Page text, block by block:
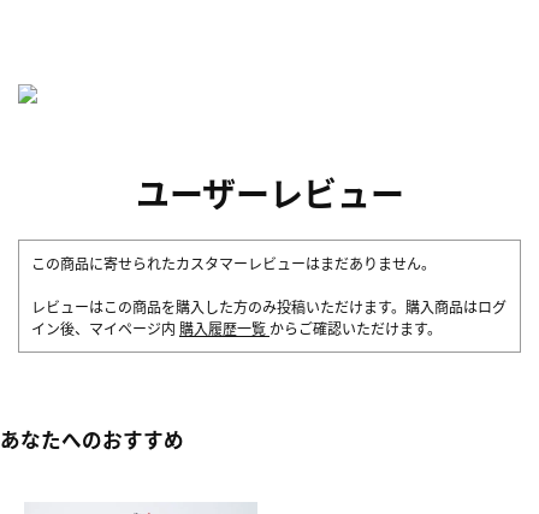
ユーザーレビュー
この商品に寄せられたカスタマーレビューはまだありません。
レビューはこの商品を購入した方のみ投稿いただけます。購入商品はログ
イン後、マイページ内 購入履歴一覧 からご確認いただけます。
あなたへのおすすめ